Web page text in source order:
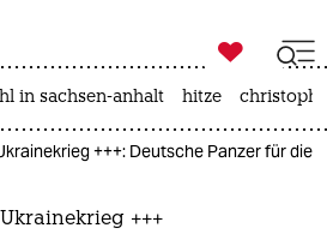
taz zahl ich
ich

taz zahl ich
in sachsen-anhalt hitze
+++: Deutsche Panzer für die
+++